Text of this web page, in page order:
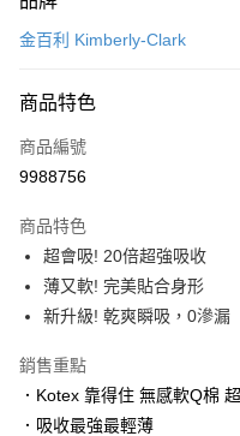
POYA支付
超商取貨付款
LINE Pay
街口支付
悠遊付
Google Pay
AFTEE先享後付
相關說明
【關於「AFTEE先享後付」】
金百利 Kimberly-Clark
商品特色
商品編號
9988756
商品特色
超會吸! 20倍超強吸收
薄又軟! 完美貼合身形
新升級! 乾爽瞬吸，0滲漏
銷售重點
．Kotex 靠得住 無感軟Q棉
．吸收最強最輕薄